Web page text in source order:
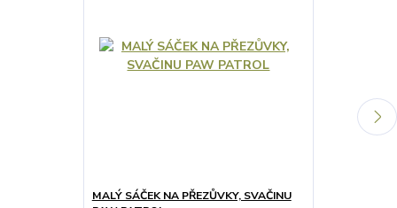
MALÝ SÁČEK NA PŘEZŮVKY, SVAČINU